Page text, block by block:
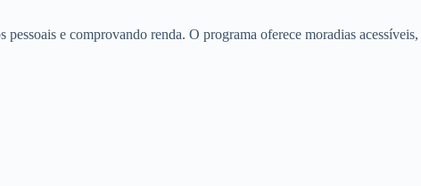
e comprovando renda. O programa oferece moradias acessíveis,